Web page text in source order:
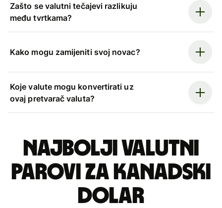
Zašto se valutni tečajevi razlikuju
među tvrtkama?
Kako mogu zamijeniti svoj novac?
Koje valute mogu konvertirati uz
ovaj pretvarač valuta?
Najbolji valutni
parovi za kanadski
dolar